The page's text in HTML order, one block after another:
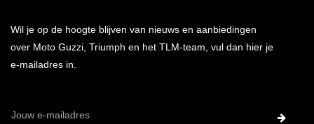
Wil je op de hoogte blijven van nieuws en aanbiedingen
over Moto Guzzi, Triumph en het TLM-team, vul dan hier je
e-mailadres in.
E-